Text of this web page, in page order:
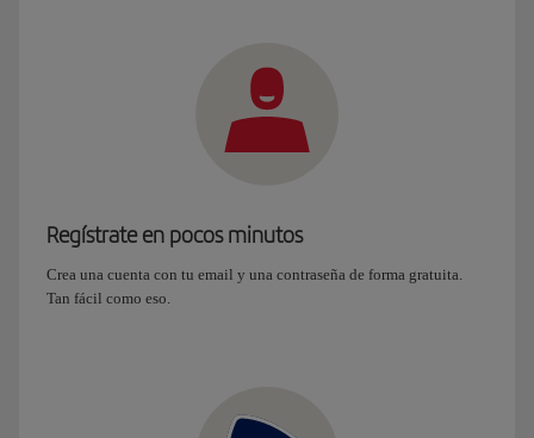
Regístrate en pocos minutos
Crea una cuenta con tu email y una contraseña de forma gratuita.
Tan fácil como eso.